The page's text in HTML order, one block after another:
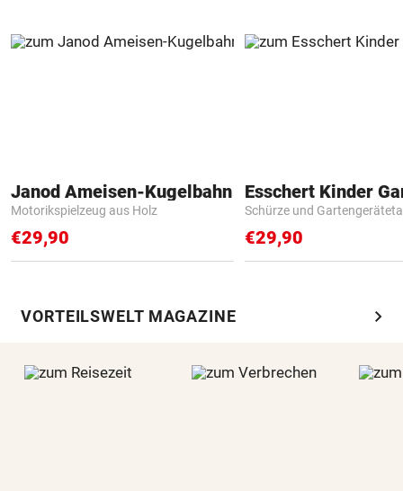
Janod Ameisen-Kugelbahn
Motorikspielzeug aus Holz
€29,90
Schürze und
€29,90
VORTEILSWELT MAGAZINE chevron_right